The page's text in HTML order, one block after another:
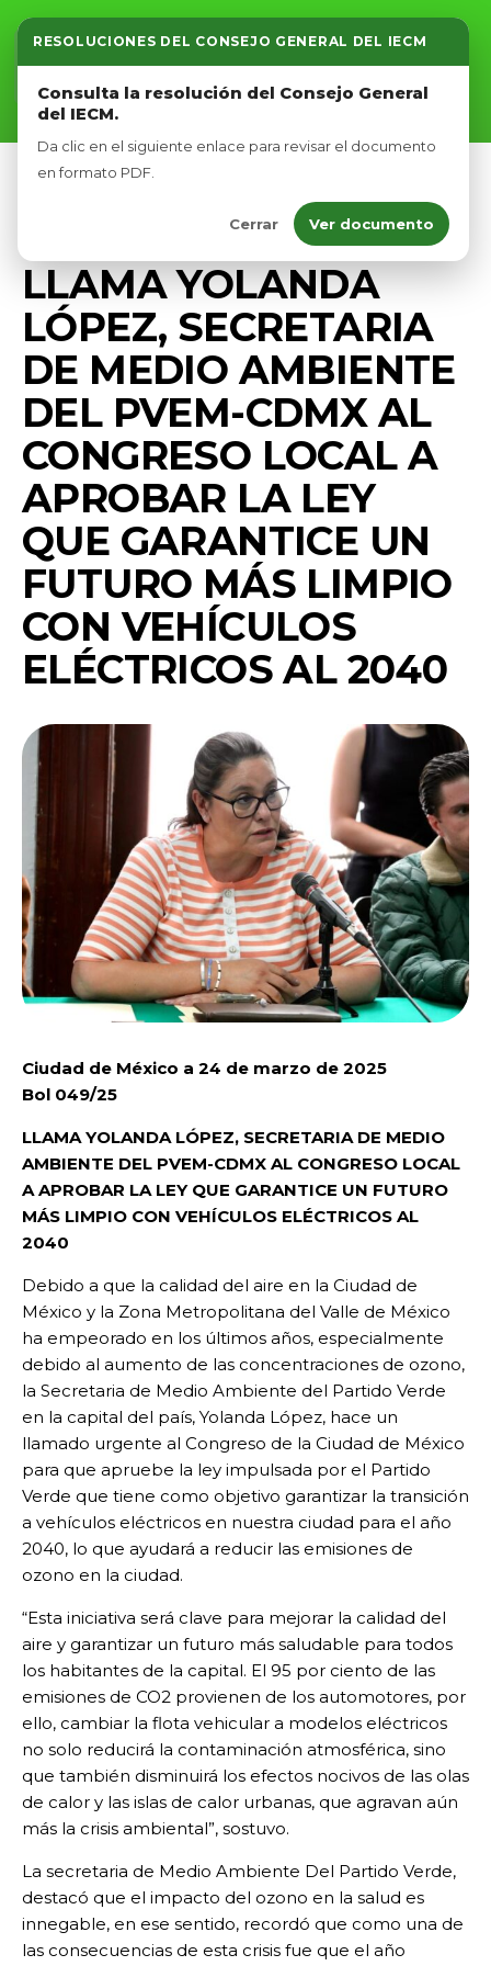
RESOLUCIONES DEL CONSEJO GENERAL DEL IECM
Consulta la resolución del Consejo General
del IECM.
Da clic en el siguiente enlace para revisar el documento
en formato PDF.
Cerrar Ver documento
Inicio
Nosotros
Afíliate
DIPUTADOS VERDES CDMX
LLAMA YOLANDA
LÓPEZ, SECRETARIA
DE MEDIO AMBIENTE
DEL PVEM-CDMX AL
CONGRESO LOCAL A
APROBAR LA LEY
QUE GARANTICE UN
FUTURO MÁS LIMPIO
CON VEHÍCULOS
ELÉCTRICOS AL 2040
Ciudad de México a 24 de marzo de 2025
Bol 049/25
LLAMA YOLANDA LÓPEZ, SECRETARIA DE MEDIO
AMBIENTE DEL PVEM-CDMX AL CONGRESO LOCAL
A APROBAR LA LEY QUE GARANTICE UN FUTURO
MÁS LIMPIO CON VEHÍCULOS ELÉCTRICOS AL
2040
Debido a que la calidad del aire en la Ciudad de
México y la Zona Metropolitana del Valle de México
ha empeorado en los últimos años, especialmente
debido al aumento de las concentraciones de ozono,
la Secretaria de Medio Ambiente del Partido Verde
en la capital del país, Yolanda López, hace un
llamado urgente al Congreso de la Ciudad de México
para que apruebe la ley impulsada por el Partido
Verde que tiene como objetivo garantizar la transición
a vehículos eléctricos en nuestra ciudad para el año
2040, lo que ayudará a reducir las emisiones de
ozono en la ciudad.
“Esta iniciativa será clave para mejorar la calidad del
aire y garantizar un futuro más saludable para todos
los habitantes de la capital. El 95 por ciento de las
emisiones de CO2 provienen de los automotores, por
ello, cambiar la flota vehicular a modelos eléctricos
no solo reducirá la contaminación atmosférica, sino
que también disminuirá los efectos nocivos de las olas
de calor y las islas de calor urbanas, que agravan aún
más la crisis ambiental”, sostuvo.
La secretaria de Medio Ambiente Del Partido Verde,
destacó que el impacto del ozono en la salud es
innegable, en ese sentido, recordó que como una de
las consecuencias de esta crisis fue que el año